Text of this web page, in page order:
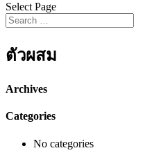
Select Page
ตัวผสม
Archives
Categories
No categories